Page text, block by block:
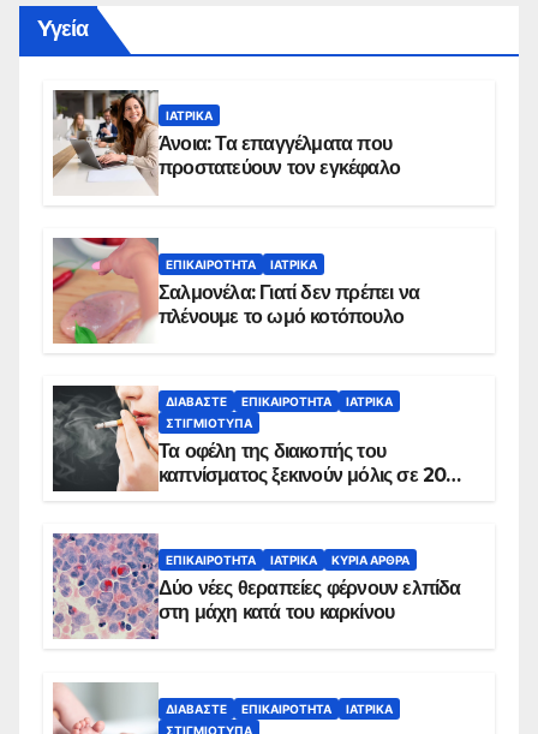
Yγεία
ΙΑΤΡΙΚΆ
Άνοια: Τα επαγγέλματα που
προστατεύουν τον εγκέφαλο
ΕΠΙΚΑΙΡΌΤΗΤΑ ΙΑΤΡΙΚΆ
Σαλμονέλα: Γιατί δεν πρέπει να
πλένουμε το ωμό κοτόπουλο
ΔΙΑΒΆΣΤΕ ΕΠΙΚΑΙΡΌΤΗΤΑ
ΙΑΤΡΙΚΆ
ΣΤΙΓΜΙΌΤΥΠΑ
Τα οφέλη της διακοπής του
καπνίσματος ξεκινούν μόλις σε 20
ΕΠΙΚΑΙΡΌΤΗΤΑ ΙΑΤΡΙΚΆ ΚΥΡΙΑ ΑΡΘΡΑ
Δύο νέες θεραπείες φέρνουν ελπίδα
στη μάχη κατά του καρκίνου
ΔΙΑΒΆΣΤΕ ΕΠΙΚΑΙΡΌΤΗΤΑ
ΙΑΤΡΙΚΆ
ΣΤΙΓΜΙΌΤΥΠΑ